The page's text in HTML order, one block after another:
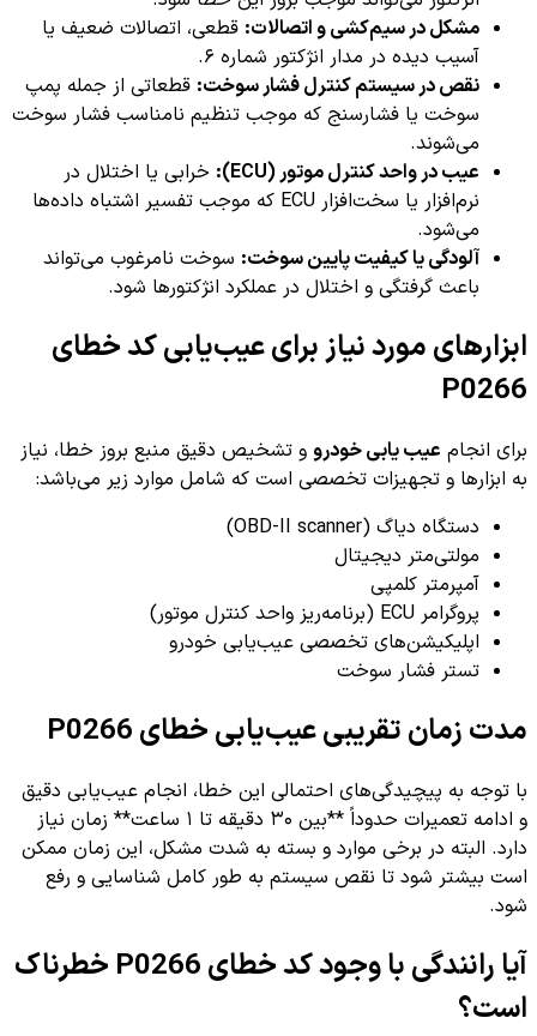
مشکل در سیم‌کشی و اتصالات: قطعی، اتصالات ضعیف یا
آسیب دیده در مدار انژکتور شماره ۶.
نقص در سیستم کنترل فشار سوخت: قطعاتی از جمله پمپ
سوخت یا فشارسنج که موجب تنظیم نامناسب فشار سوخت
می‌شوند.
عیب در واحد کنترل موتور (ECU):
خرابی یا اختلال در
نرم‌افزار یا سخت‌افزار ECU که موجب تفسیر اشتباه داده‌ها
می‌شود.
آلودگی یا کیفیت پایین سوخت: سوخت نامرغوب می‌تواند
باعث گرفتگی و اختلال در عملکرد انژکتورها شود.
ابزارهای مورد نیاز برای عیب‌یابی کد خطای
P0266
برای انجام عیب یابی خودرو و تشخیص دقیق منبع بروز خطا، نیاز
به ابزارها و تجهیزات تخصصی است که شامل موارد زیر می‌باشد:
دستگاه دیاگ (OBD-II scanner)
مولتی‌متر دیجیتال
آمپرمتر کلمپی
پروگرامر ECU (برنامه‌ریز واحد کنترل موتور)
اپلیکیشن‌های تخصصی عیب‌یابی خودرو
تستر فشار سوخت
مدت زمان تقریبی عیب‌یابی خطای P0266
با توجه به پیچیدگی‌های احتمالی این خطا، انجام عیب‌یابی دقیق
و ادامه تعمیرات حدوداً **بین ۳۰ دقیقه تا ۱ ساعت** زمان نیاز
دارد. البته در برخی موارد و بسته به شدت مشکل، این زمان ممکن
است بیشتر شود تا نقص سیستم به طور کامل شناسایی و رفع
شود.
آیا رانندگی با وجود کد خطای P0266 خطرناک
است؟